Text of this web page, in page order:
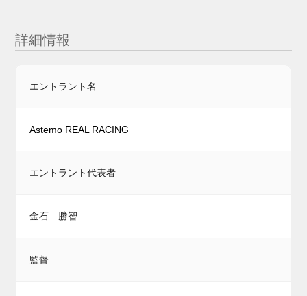
詳細情報
エントラント名
Astemo REAL RACING
エントラント代表者
金石 勝智
監督